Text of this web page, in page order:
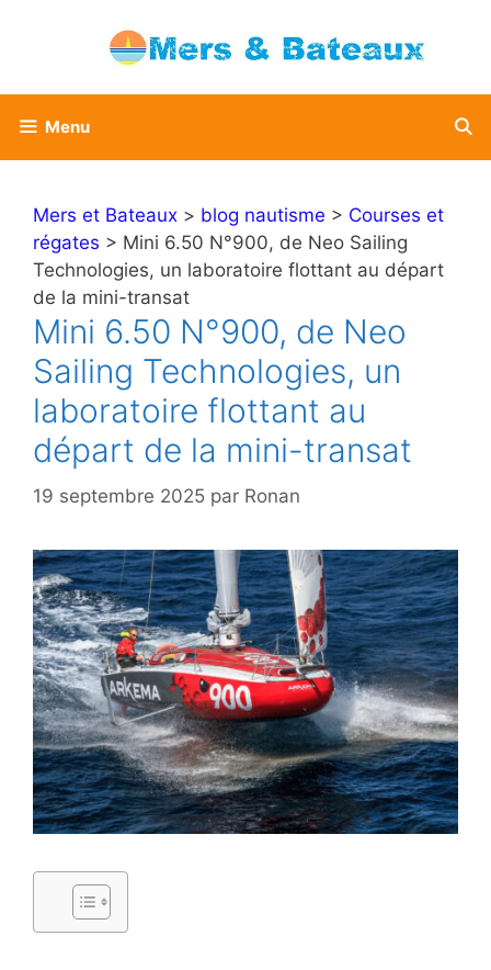
Menu
Mers et Bateaux > blog nautisme > Courses et
régates > Mini 6.50 N°900, de Neo Sailing
Technologies, un laboratoire flottant au départ
de la mini-transat
Mini 6.50 N°900, de Neo
Sailing Technologies, un
laboratoire flottant au
départ de la mini-transat
19 septembre 2025 par Ronan